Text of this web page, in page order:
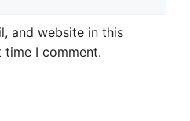
and website in this
I comment.